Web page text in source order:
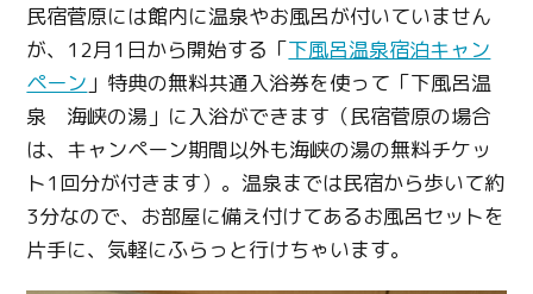
民宿菅原には館内に温泉やお風呂が付いていません
が、12月1日から開始する「下風呂温泉宿泊キャン
ペーン 」特典の無料共通入浴券を使って「下風呂温
泉 海峡の湯」に入浴ができます（民宿菅原の場合
は、キャンペーン期間以外も海峡の湯の無料チケッ
ト1回分が付きます）。温泉までは民宿から歩いて約
3分なので、お部屋に備え付けてあるお風呂セットを
片手に、気軽にふらっと行けちゃいます。